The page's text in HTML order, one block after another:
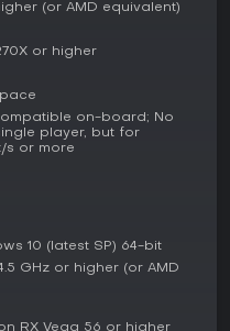
manuell schweißen, um
und Respawn
und zwingen zu
Verteidigung. Beide
Multiplayer, von Co-op-
Servern.
oder Kampagnen.
für dynamische
(or AMD equivalent)
or higher
on-board; No
player, but for
s or more
10 (latest SP) 64-bit
GHz or higher (or AMD
RX Vega 56 or higher